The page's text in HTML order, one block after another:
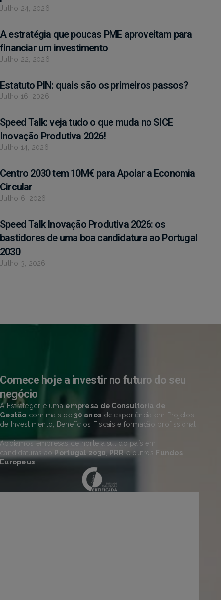
Julho 24, 2026
A estratégia que poucas PME aproveitam para
financiar um investimento
Julho 22, 2026
Estatuto PIN: quais são os primeiros passos?
Julho 16, 2026
Speed Talk: veja tudo o que muda no SICE
Inovação Produtiva 2026!
Julho 14, 2026
Centro 2030 tem 10M€ para Apoiar a Economia
Circular
Julho 6, 2026
Speed Talk Inovação Produtiva 2026: os
bastidores de uma boa candidatura ao Portugal
2030
Julho 3, 2026
Comece hoje a investir no futuro do seu
negócio
A Estrategor é uma empresa de Consultoria de
Gestão com mais de30 anos de experiência em Projetos
de Investimento, Benefícios Fiscais e formação profissional.
Apoiamos empresas de norte a sul do país em
candidaturas ao Portugal 2030 PRR e outros Fundos
Europeus